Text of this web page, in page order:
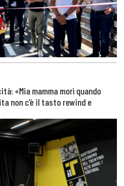
«Mia mamma morì quando
non c’è il tasto rewind e